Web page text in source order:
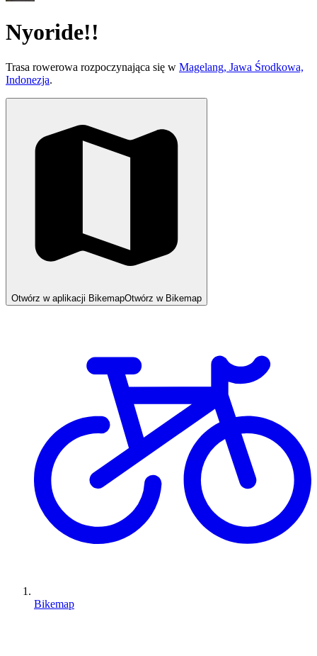
Nyoride!!
Trasa rowerowa rozpoczynająca się w Magelang, Jawa Środkowa,
Indonezja.
Otwórz w aplikacji BikemapOtwórz w Bikemap
Bikemap